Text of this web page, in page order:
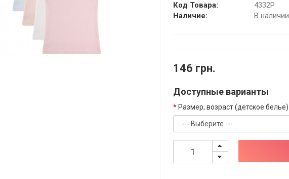
Код Товара:
4332P
Наличие:
В наличии
146 грн.
Доступные варианты
Размер, возраст (детское белье)